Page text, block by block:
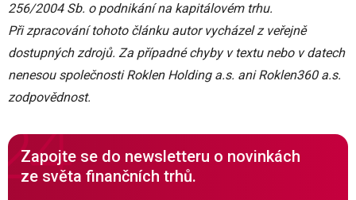
256/2004 Sb. o podnikání na kapitálovém trhu.
Při zpracování tohoto článku autor vycházel z veřejně
dostupných zdrojů. Za případné chyby v textu nebo v datech
nenesou společnosti Roklen Holding a.s. ani Roklen360 a.s.
zodpovědnost.
Zapojte se do newsletteru o novinkách
ze světa finančních trhů.